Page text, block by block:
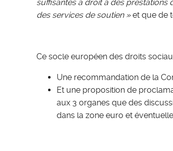
suffisantes a droit à des prestations
des services de soutien »et que de
Ce socle européen des droits
Une recommandation de la
Et une proposition de
aux 3 organes que des
dans la zone euro et